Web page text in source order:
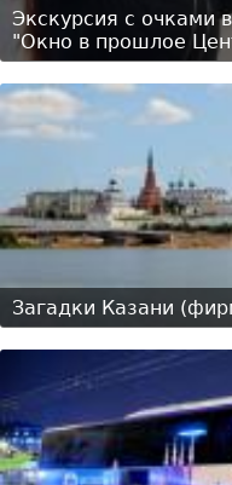
Экскурсия с очками
"Окно в прошлое
Загадки Казани